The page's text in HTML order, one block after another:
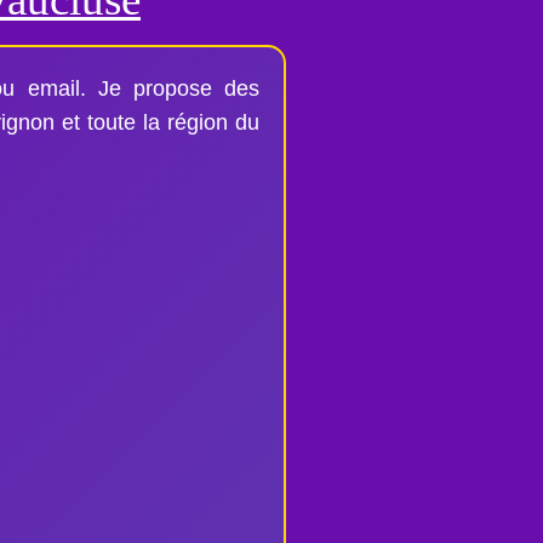
email. Je propose des
et toute la région du